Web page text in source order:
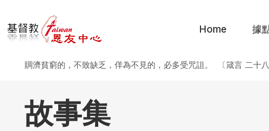
Home 據
賙濟貧窮的，不致缺乏，佯為不見的，必多受咒詛。 〔箴言 二十八
故事集